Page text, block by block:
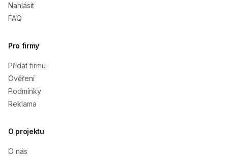
Nahlásit
FAQ
Pro firmy
Přidat firmu
Ověření
Podmínky
Reklama
O projektu
O nás